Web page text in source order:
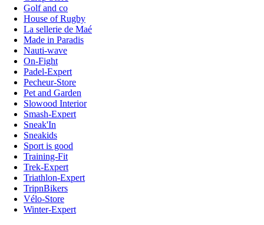
Golf and co
House of Rugby
La sellerie de Maé
Made in Paradis
Nauti-wave
On-Fight
Padel-Expert
Pecheur-Store
Pet and Garden
Slowood Interior
Smash-Expert
Sneak'In
Sneakids
Sport is good
Training-Fit
Trek-Expert
Triathlon-Expert
TripnBikers
Vélo-Store
Winter-Expert